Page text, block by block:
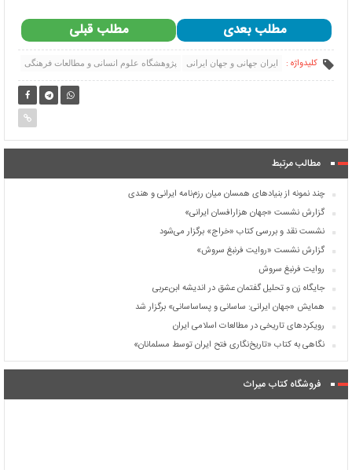
مطلب قبلی مطلب بعدی
کلیدواژه : ایران جهانی و جهان ایرانی پژوهشگاه علوم انسانی و مطالعات فرهنگی
مطالب مرتبط
چند نمونه از بنیادهای همسان میان رزم‌نامه ایرانی و هندی
گزارش نشست «جهان هزارافسان ایرانی»
نشست نقد و بررسی کتاب «خراج» برگزار می‌شود
گزارش نشست «روایت فرنبغ سروش»
روایت فرنبغ سروش
جایگاه زن و تحلیل گفتمان عشق در اندیشه ابن‌عربی
همایش «جهان ایرانی: ساسانی و پساساسانی» برگزار شد
رویکردهای تاریخی در مطالعات اسلامی ایران
نگاهی به کتاب «تاریخ‌نگاری فتح ایران توسط مسلمانان»
فروشگاه کتاب میراث